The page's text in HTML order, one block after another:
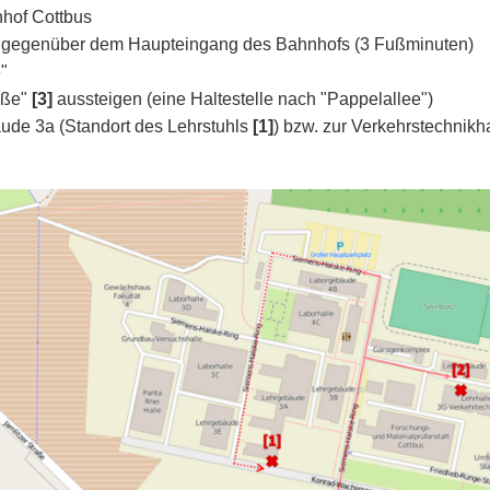
Cottbus
dem Haupteingang des Bahnhofs (3 Fußminuten)
[3] aussteigen (eine Haltestelle nach "Pappelallee")
3a (Standort des Lehrstuhls [1]) bzw. zur